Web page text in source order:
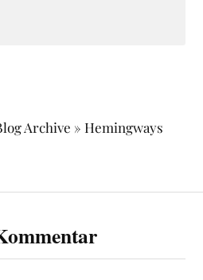
Archive » Hemingways